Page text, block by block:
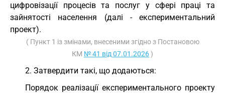
цифровізації процесів та послуг у сфері праці та
зайнятості населення (далі - експериментальний
проект).
( Пункт 1 із змінами, внесеними згідно з Постановою
КМ № 41 від 07.01.2026)
2. Затвердити такі, що додаються:
Порядок реалізації експериментального проекту